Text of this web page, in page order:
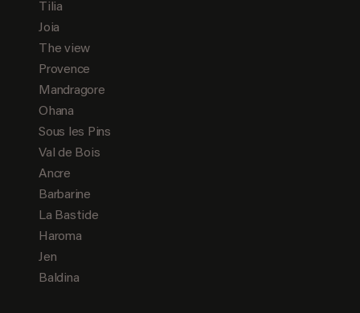
Tilia
Joia
The view
Provence
Mandragore
Ohana
Sous les Pins
Val de Bois
Ancre
Barbarine
La Bastide
Haroma
Jen
Baldina